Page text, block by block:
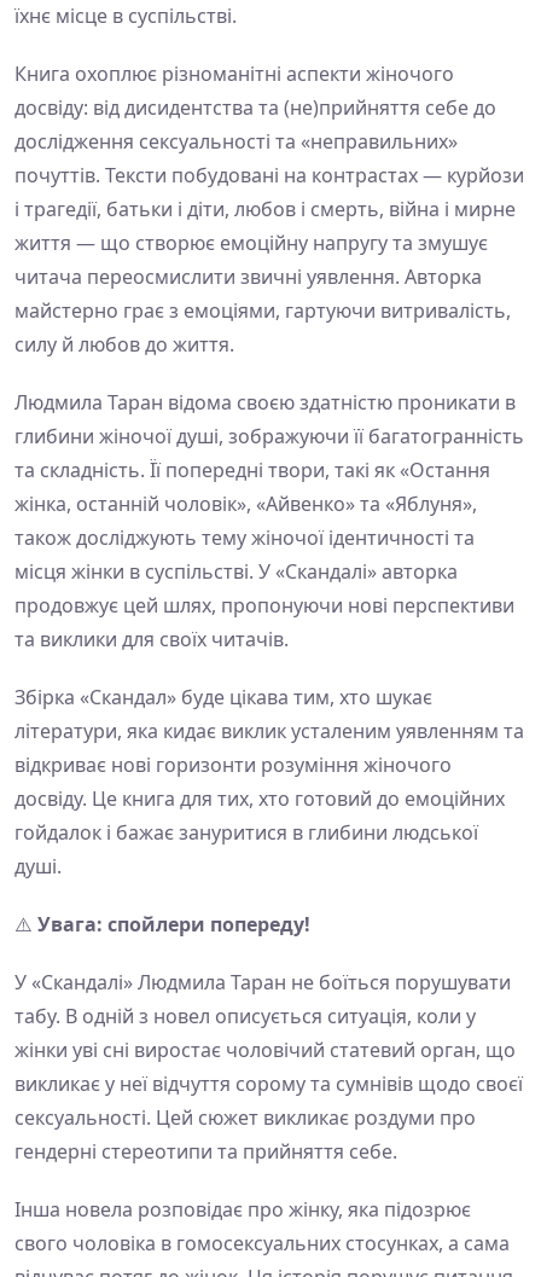
їхнє місце в суспільстві.
Книга охоплює різноманітні аспекти жіночого
досвіду: від дисидентства та (не)прийняття себе до
дослідження сексуальності та «неправильних»
почуттів. Тексти побудовані на контрастах — курйози
і трагедії, батьки і діти, любов і смерть, війна і мирне
життя — що створює емоційну напругу та змушує
читача переосмислити звичні уявлення. Авторка
майстерно грає з емоціями, гартуючи витривалість,
силу й любов до життя.
Людмила Таран відома своєю здатністю проникати в
глибини жіночої душі, зображуючи її багатогранність
та складність. Її попередні твори, такі як «Остання
жінка, останній чоловік», «Айвенко» та «Яблуня»,
також досліджують тему жіночої ідентичності та
місця жінки в суспільстві. У «Скандалі» авторка
продовжує цей шлях, пропонуючи нові перспективи
та виклики для своїх читачів.
Збірка «Скандал» буде цікава тим, хто шукає
літератури, яка кидає виклик усталеним уявленням та
відкриває нові горизонти розуміння жіночого
досвіду. Це книга для тих, хто готовий до емоційних
гойдалок і бажає зануритися в глибини людської
душі.
⚠️ Увага: спойлери попереду!
У «Скандалі» Людмила Таран не боїться порушувати
табу. В одній з новел описується ситуація, коли у
жінки уві сні виростає чоловічий статевий орган, що
викликає у неї відчуття сорому та сумнівів щодо своєї
сексуальності. Цей сюжет викликає роздуми про
гендерні стереотипи та прийняття себе.
Інша новела розповідає про жінку, яка підозрює
свого чоловіка в гомосексуальних стосунках, а сама